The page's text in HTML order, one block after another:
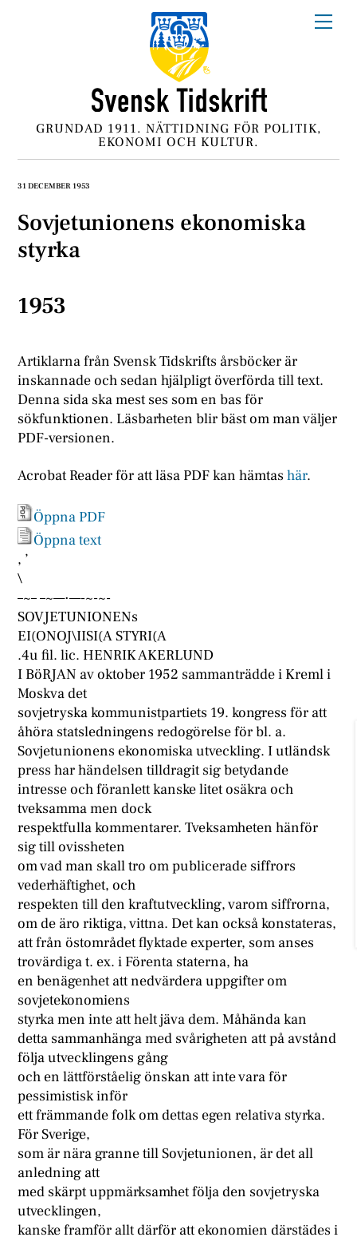
GRUNDAD 1911. NÄTTIDNING FÖR POLITIK,
EKONOMI OCH KULTUR.
31 DECEMBER 1953
Sovjetunionens ekonomiska
styrka
1953
Artiklarna från Svensk Tidskrifts årsböcker är
inskannade och sedan hjälpligt överförda till text.
Denna sida ska mest ses som en bas för
sökfunktionen. Läsbarheten blir bäst om man väljer
PDF-versionen.
Acrobat Reader för att läsa PDF kan hämtashär.
Öppna PDF
Öppna text
, ’
\
–~– –~—·—-~-~-
SOVJETUNIONENs
EI(ONOJ\IISI(A STYRI(A
.4u fil. lic. HENRIK AKERLUND
I BöRJAN av oktober 1952 sammanträdde i Kreml i
Moskva det
sovjetryska kommunistpartiets 19. kongress för att
åhöra statsledningens redogörelse för bl. a.
Sovjetunionens ekonomiska utveckling. I utländsk
press har händelsen tilldragit sig betydande
intresse och föranlett kanske litet osäkra och
tveksamma men dock
respektfulla kommentarer. Tveksamheten hänför
sig till ovissheten
om vad man skall tro om publicerade siffrors
vederhäftighet, och
respekten till den kraftutveckling, varom siffrorna,
om de äro riktiga, vittna. Det kan också konstateras,
att från östområdet flyktade experter, som anses
trovärdiga t. ex. i Förenta staterna, ha
en benägenhet att nedvärdera uppgifter om
sovjetekonomiens
styrka men inte att helt jäva dem. Måhända kan
detta sammanhänga med svårigheten att på avstånd
följa utvecklingens gång
och en lättförståelig önskan att inte vara för
pessimistisk inför
ett främmande folk om dettas egen relativa styrka.
För Sverige,
som är nära granne till Sovjetunionen, är det all
anledning att
med skärpt uppmärksamhet följa den sovjetryska
utvecklingen,
kanske framför allt därför att ekonomien därstädes i